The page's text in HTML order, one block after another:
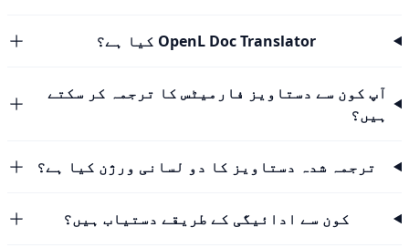
OpenL Doc Translator کیا ہے؟
آپ کون سے دستاویز فارمیٹس کا ترجمہ کر سکتے
ہیں؟
ترجمہ شدہ دستاویز کا دو لسانی ورژن کیا ہے؟
کون سے ادائیگی کے طریقے دستیاب ہیں؟